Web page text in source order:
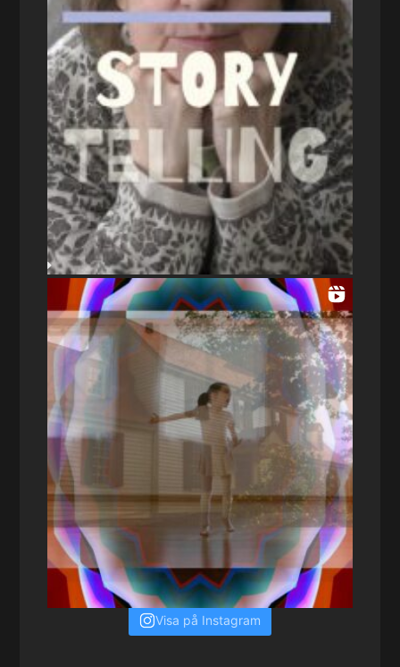
Visa på Instagram